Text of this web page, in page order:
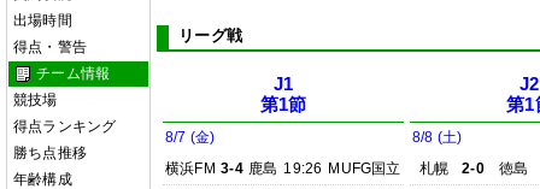
出場時間
得点・警告
チーム情報
競技場
得点ランキング
勝ち点推移
年齢構成
リーグ戦
J1
第1節
8/7 (金)
横浜FM 3-4 鹿島 19:26 MUFG国立
J2
第1
8/8 (土)
札幌
2-0
徳島